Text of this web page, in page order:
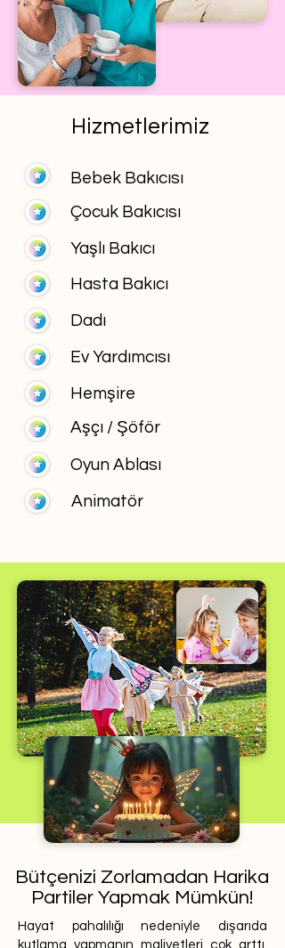
Hizmetlerimiz
Bebek Bakıcısı
Çocuk Bakıcısı
Yaşlı Bakıcı
Hasta Bakıcı
Dadı
Ev Yardımcısı
Hemşire
Aşçı / Şöför
Oyun Ablası
Animatör
Bütçenizi Zorlamadan Harika
Partiler Yapmak Mümkün!
Hayat pahalılığı nedeniyle dışarıda
kutlama yapmanın maliyetleri çok arttı.